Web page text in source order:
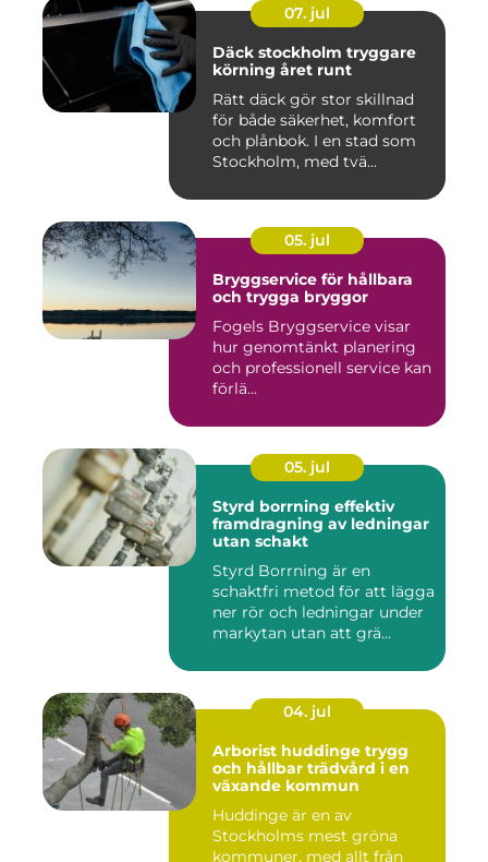
07. jul
Däck stockholm tryggare
körning året runt
Rätt däck gör stor skillnad
för både säkerhet, komfort
och plånbok. I en stad som
Stockholm, med tvä...
05. jul
Bryggservice för hållbara
och trygga bryggor
Fogels Bryggservice visar
hur genomtänkt planering
och professionell service kan
förlä...
05. jul
Styrd borrning effektiv
framdragning av ledningar
utan schakt
Styrd Borrning är en
schaktfri metod för att lägga
ner rör och ledningar under
markytan utan att grä...
04. jul
Arborist huddinge trygg
och hållbar trädvård i en
växande kommun
Huddinge är en av
Stockholms mest gröna
kommuner, med allt från